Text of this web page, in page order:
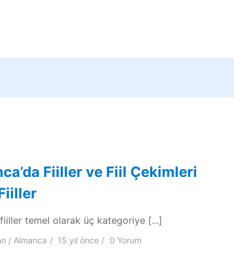
Fiiller ve Fiil Çekimleri
temel olarak üç kategoriye [...]
Almanca 15 yılönce 0 Yorum